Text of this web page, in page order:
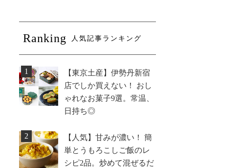
Ranking 人気記事ランキング
1
【東京土産】伊勢丹新宿
店でしか買えない！ おし
ゃれなお菓子9選。常温、
日持ち◎
2
【人気】甘みが濃い！ 簡
単とうもろこしご飯のレ
シピ2品。炒めて混ぜるだ